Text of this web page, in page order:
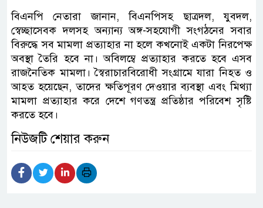
বিএনপি নেতারা জানান, বিএনপিসহ ছাত্রদল, যুবদল,
স্বেচ্ছাসেবক দলসহ অন্যান্য অঙ্গ-সহযোগী সংগঠনের সবার
বিরুদ্ধে সব মামলা প্রত্যাহার না হলে কখনোই একটা নিরপেক্ষ
অবস্থা তৈরি হবে না। অবিলম্বে প্রত্যাহার করতে হবে এসব
রাজনৈতিক মামলা। স্বৈরাচারবিরোধী সংগ্রামে যারা নিহত ও
আহত হয়েছেন, তাদের ক্ষতিপূরণ দেওয়ার ব্যবস্থা এবং মিথ্যা
মামলা প্রত্যাহার করে দেশে গণতন্ত্র প্রতিষ্ঠার পরিবেশ সৃষ্টি
করতে হবে।
নিউজটি শেয়ার করুন